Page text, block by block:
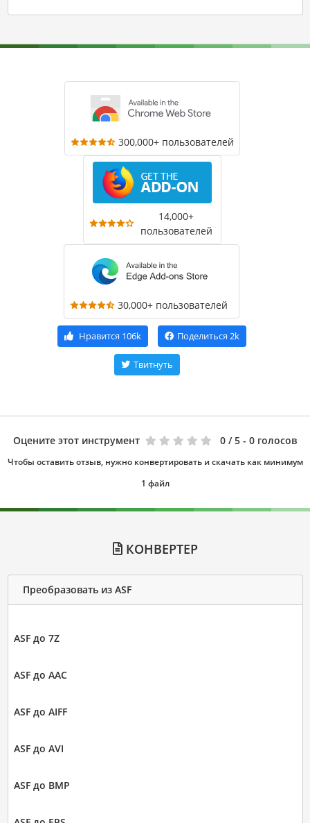
300,000+ пользователей
14,000+
пользователей
30,000+ пользователей
Нравится 106k Поделиться 2k
Твитнуть
Оцените этот инструмент 0 / 5 - 0 голосов
Чтобы оставить отзыв, нужно конвертировать и скачать как минимум
1 файл
КОНВЕРТЕР
Преобразовать из ASF
ASF до 7Z
ASF до AAC
ASF до AIFF
ASF до AVI
ASF до BMP